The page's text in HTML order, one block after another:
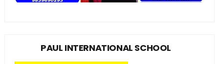
PAUL INTERNATIONAL SCHOOL